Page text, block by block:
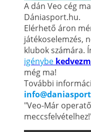
A dán Veo cég
Dániasport.hu.
Elérhető áron
játékoselemzés,
klubok számára.
igénybe
még ma!
További
"Veo-Már